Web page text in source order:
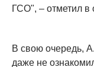
ГСО", – отметил в
В свою очередь,
даже не